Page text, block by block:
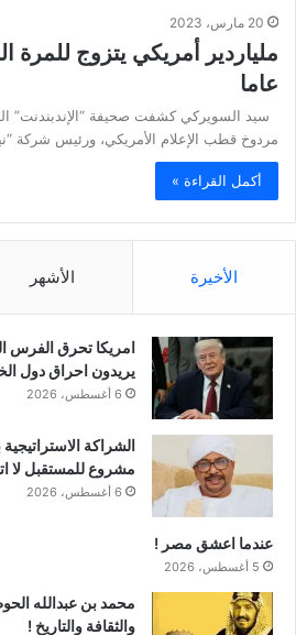
20 مارس، 2023
عاما
سيد السويركي كشفت صحيفة “الإندبندنت”
مردوخ قطب الإعلام الأمريكي، ورئيس شركة
أكمل القراءة »
الأخيرة الأشهر
امريكا تحرق
يريدون احراق دول
6 أغسطس، 2026
الشراكة
مشروع للمستقبل لا
6 أغسطس، 2026
عندما اعشق مصر !
5 أغسطس، 2026
محمد بن عبدالله
والثقافة والتاريخ !